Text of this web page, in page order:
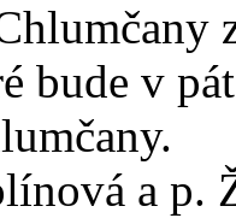
bude v
a p.